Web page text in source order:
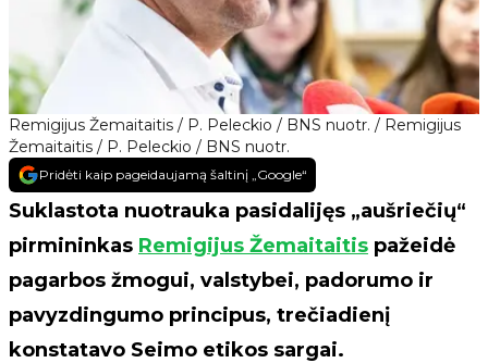
Remigijus Žemaitaitis / P. Peleckio / BNS nuotr. / Remigijus
Žemaitaitis / P. Peleckio / BNS nuotr.
Pridėti kaip pageidaujamą šaltinį „Google“
Suklastota nuotrauka pasidalijęs „aušriečių“
pirmininkas Remigijus Žemaitaitis pažeidė
pagarbos žmogui, valstybei, padorumo ir
pavyzdingumo principus, trečiadienį
konstatavo Seimo etikos sargai.